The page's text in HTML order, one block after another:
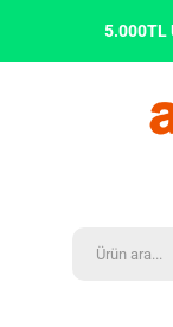
5.000TL